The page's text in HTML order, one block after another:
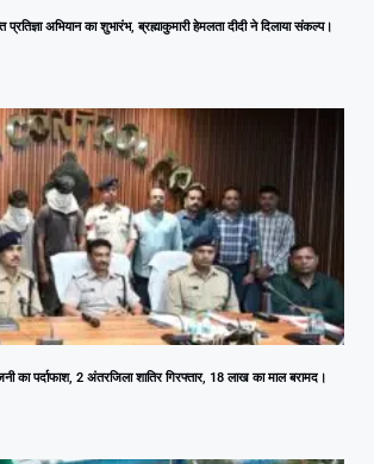
अभियान का शुभारंभ, ब्रह्माकुमारी हेमलता दीदी ने दिलाया संकल्प।
पर्दाफाश, 2 अंतरजिला शातिर गिरफ्तार, 18 लाख का माल बरामद।